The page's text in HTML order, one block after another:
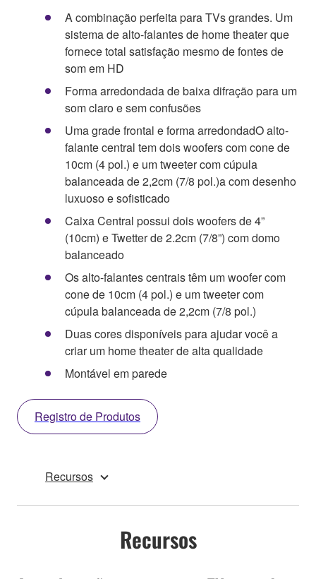
A combinação perfeita para TVs grandes. Um
sistema de alto-falantes de home theater que
fornece total satisfação mesmo de fontes de
som em HD
Forma arredondada de baixa difração para um
som claro e sem confusões
Uma grade frontal e forma arredondadO alto-
falante central tem dois woofers com cone de
10cm (4 pol.) e um tweeter com cúpula
balanceada de 2,2cm (7/8 pol.)a com desenho
luxuoso e sofisticado
Caixa Central possui dois woofers de 4”
(10cm) e Twetter de 2.2cm (7/8”) com domo
balanceado
Os alto-falantes centrais têm um woofer com
cone de 10cm (4 pol.) e um tweeter com
cúpula balanceada de 2,2cm (7/8 pol.)
Duas cores disponíveis para ajudar você a
criar um home theater de alta qualidade
Montável em parede
Registro de Produtos
Recursos
Recursos